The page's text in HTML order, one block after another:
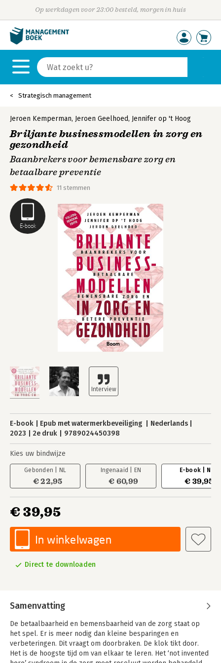
Op werkdagen voor 23:00 besteld, morgen in huis
Strategisch management
E-book
11 stemmen
Jeroen Kemperman, Jeroen Geelhoed, Jennifer op 't Hoog
Briljante businessmodellen in zorg en
gezondheid
Baanbrekers voor bemensbare zorg en
betaalbare preventie
E-book Epub met watermerkbeveiliging
Nederlands
2023
2e druk 9789024450398
Kies uw bindwijze
Gebonden | NL
€ 22,95
Ingenaaid | EN
€ 60,99
E-book | NL
€ 39,95
€ 39,95
In winkelwagen
Direct te downloaden
Samenvatting
De betaalbaarheid en bemensbaarheid van de zorg staat op
het spel. Er is meer nodig dan kleine besparingen en
verbeteringen. Dit vraagt om doorbraken. De klok tikt door.
Het is de hoogste tijd om van elkaar te leren. Het ‘not invented